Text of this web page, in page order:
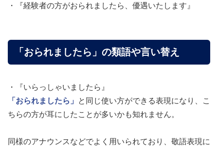
・『経験者の方がおられましたら、優遇いたします』
「おられましたら」の類語や言い替え
・『いらっしゃいましたら』
「おられましたら」
と同じ使い方ができる表現になり、こ
ちらの方が耳にしたことが多いかも知れません。
同様のアナウンスなどでよく用いられており、敬語表現に